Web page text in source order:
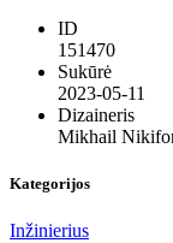
ID
151470
Sukūrė
2023-05-11
Dizaineris
Mikhail
Kategorijos
Inžinierius